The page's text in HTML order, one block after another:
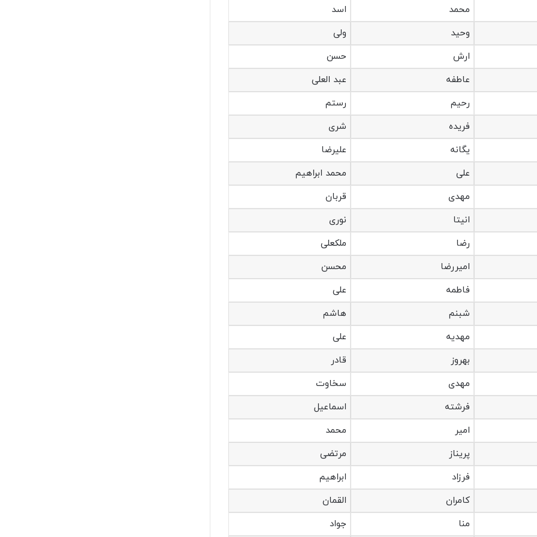
محمد
اسد
وحید
ولی
ارش
حسن
عاطفه
عبد العلی
رحیم
رستم
فریده
شری
یگانه
علیرضا
علی
محمد ابراهیم
مهدی
قربان
انیتا
نوری
رضا
ملکعلی
امیررضا
محسن
فاطمه
على
شبنم
هاشم
مهدیه
علی
بهروز
قادر
مهدی
سخاوت
فرشته
اسماعیل
امیر
محمد
پریناز
مرتضی
فرزاد
ابراهیم
کامران
القمان
منا
جواد